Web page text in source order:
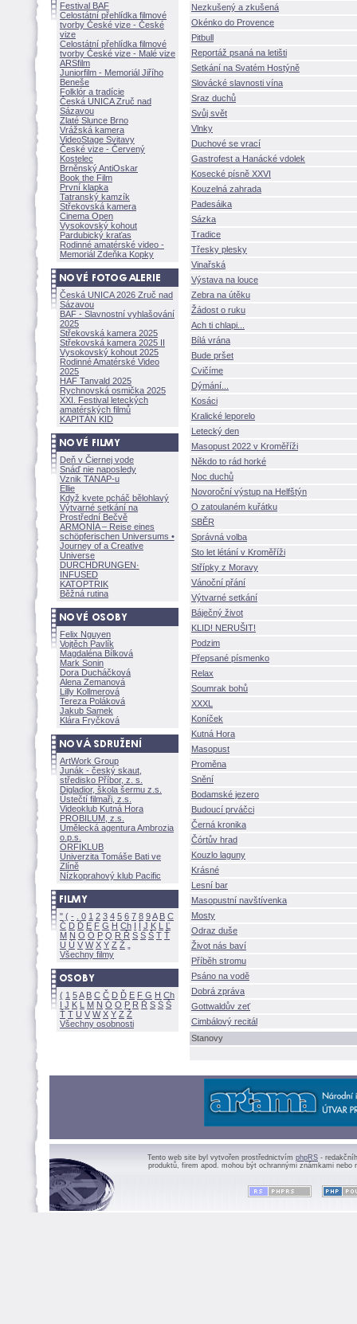
Festival BAF
Celostátní přehlídka filmové
tvorby České vize - České
vize
Celostátní přehlídka filmové
tvorby České vize - Malé vize
ARSfilm
Juniorfilm - Memoriál Jiřího
Beneše
Folklór a tradície
Česká UNICA Zruč nad
Sázavou
Zlaté Slunce Brno
Vrážská kamera
VideoStage Svitavy
České vize - Červený
Kostelec
Brněnský AntiOskar
Book the Film
První klapka
Tatranský kamzík
Střekovská kamera
Cinema Open
Vysokovský kohout
Pardubický kraťas
Rodinné amatérské video -
Memoriál Zdeňka Kopky
Česká UNICA 2026 Zruč nad
Sázavou
BAF - Slavnostní vyhlašování
2025
Střekovská kamera 2025
Střekovská kamera 2025 II
Vysokovský kohout 2025
Rodinné Amatérské Video
2025
HAF Tanvald 2025
Rychnovská osmička 2025
XXI. Festival leteckých
amatérských filmů
KAPITÁN KID
Deň v Čiernej vode
Snáď nie naposledy
Vznik TANAP-u
Ellie
Když kvete pcháč bělohlavý
Výtvarné setkání na
Prostřední Bečvě
ARMONÍA – Reise eines
schöpferischen Universums •
Journey of a Creative
Universe
DURCHDRUNGEN·
INFUSED
KATOPTRIK
Běžná rutina
Felix Nguyen
Vojtěch Pavlík
Magdaléna Bílkov
Mark Sonin
Dora Ducháčkov
Alena Zemanov
Lilly Kollmerov
Tereza Polákov
Jakub Samek
Klára Fryčkov
ArtWork Group
Junák - český skaut,
středisko Příbor, z. s.
Digladior, škola šermu z.s.
Ústečtí filmaři, z.s.
Videoklub Kutná Hora
PROBILUM, z.s.
Umělecká agentura Ambrozia
o.p.s.
ORFIKLUB
Univerzita Tomáše Bati ve
Zlíně
Nízkoprahový klub Pacific
" ( - 0 1 2 3 4 5 6 7 8 9A B C
Č D Ď E F G H Ch I Í J K L
Ľ
M N O Ó P Q R Ř S Ś T Ť
U Ú V W X Y Z
Všechny filmy
( 1 5A B C Č D Ď E F G H Ch
I J K L M N Ó O P R Ř S Ś
Ť T U V W X Y Z
Všechny osobnosti
Nezkušený a zkušen
Okénko do Provence
Pitbull
Reportáž psaná na letišti
Setkání na Svatém Hostýně
Slovácké slavnosti vína
Sraz duchů
Svůj svět
Vlnky
Duchové se vrací
Gastrofest a Hanácké vdolek
Kosecké písně XXVI
Kouzelná zahrada
Padesáika
Sázka
Tradice
Třesky plesky
Vinařsk
Výstava na louce
Zebra na útěku
dost o ruku
Ach ti chlapi...
Bílá vrána
Bude pršet
Cvičíme
Dýmání...
Kosáci
Kralické leporelo
Letecký den
Masopust 2022 v Kroměříži
Někdo to rád horké
Noc duchů
Novoroční výstup na Helfštýn
O zatoulaném kuřátku
SBĚR
Správná volba
Sto let létání v Kroměříži
Střípky z Moravy
Vánoční přání
Výtvarné setkání
Báječný život
KLID! NERUŠIT!
Podzim
Přepsané písmenko
Relax
Soumrak bohů
XXXL
Koníček
Kutná Hora
Masopust
Proměna
Snění
Bodamské jezero
Budoucí prváčci
Černá kronika
Čórtův hrad
Kouzlo laguny
Krásné
Lesní bar
Masopustní navštívenka
Mosty
Odraz duše
ivot nás baví
Příběh stromu
Psáno na vodě
Dobrá zpráva
Gottwaldův zeť
Cimbálový recitál
Stanovy
Tento web site byl vytvořen prostřednictvím phpRS -
produktů, firem apod. mohou být ochrannými známkami